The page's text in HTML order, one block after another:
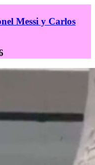
Messi y Carlos